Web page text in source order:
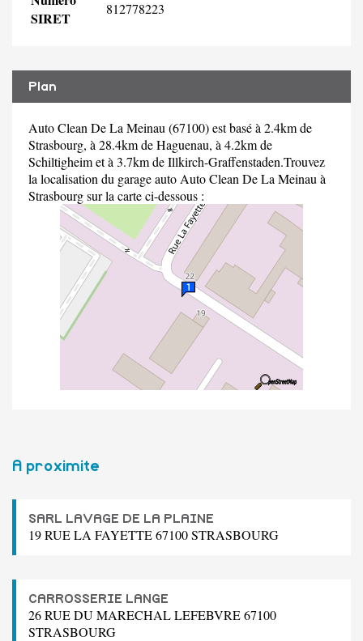
SIRET
812778223
Plan
Auto Clean De La Meinau (67100) est basé à 2.4km de
Strasbourg, à 28.4km de Haguenau, à 4.2km de
Schiltigheim et à 3.7km de Illkirch-Graffenstaden.Trouvez
la localisation du garage auto Auto Clean De La Meinau à
Strasbourg sur la carte ci-dessous :
A proximite
SARL LAVAGE DE LA PLAINE
19 RUE LA FAYETTE 67100 STRASBOURG
CARROSSERIE LANGE
26 RUE DU MARECHAL LEFEBVRE 67100
STRASBOURG